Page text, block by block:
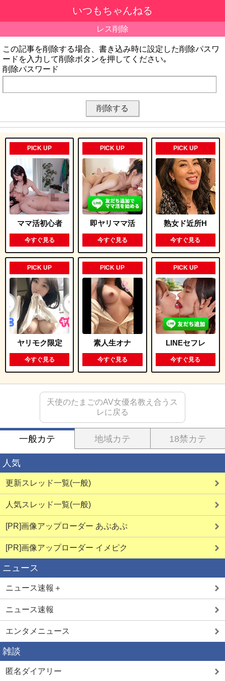
いつもちゃんねる
レス削除
この記事を削除する場合、書き込み時に設定した削除パスワ
ードを入力して削除ボタンを押してください｡
削除パスワード
PICK UP
ママ活初心者
今すぐ見る
PICK UP
即ヤリママ活
今すぐ見る
PICK UP
熟女ド近所H
今すぐ見る
PICK UP
ヤリモク限定
今すぐ見る
PICK UP
素人生オナ
今すぐ見る
PICK UP
LINEセフレ
今すぐ見る
天使のたまごのAV女優名教え合うス
レに戻る
一般カテ 地域カテ 18禁カテ
人気
更新スレッド一覧(一般)
人気スレッド一覧(一般)
[PR]画像アップローダー あぷあぷ
[PR]画像アップローダー イメピク
ニュース
ニュース速報＋
ニュース速報
エンタメニュース
雑談
匿名ダイアリー